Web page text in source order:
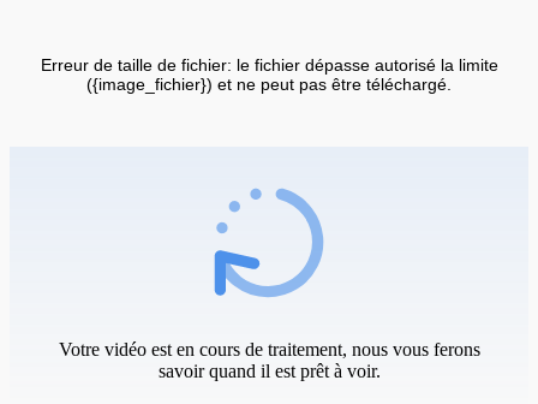
Erreur de taille de fichier: le fichier dépasse autorisé la limite
({image_fichier}) et ne peut pas être téléchargé.
Votre vidéo est en cours de traitement, nous vous ferons
savoir quand il est prêt à voir.